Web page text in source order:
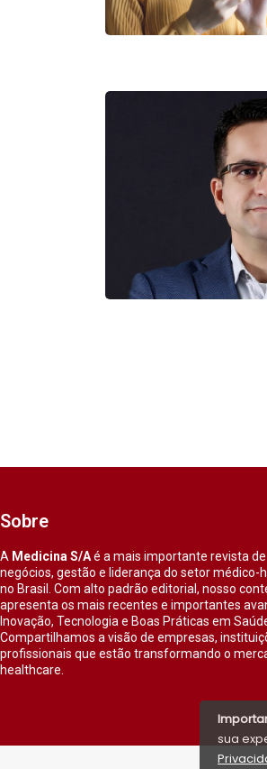
Sobre
A Medicina S/Aé a mais importante revista de
negócios, gestão e liderança do setor médico-
no Brasil. Com alto padrão editorial, nosso
apresenta os mais recentes e importantes
Inovação, Tecnologia e Boas Práticas em
Compartilhamos a visão de empresas,
profissionais que estão transformando o
healthcare.
sua